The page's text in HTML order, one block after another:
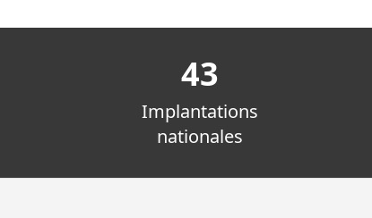
43
Implantations
nationales